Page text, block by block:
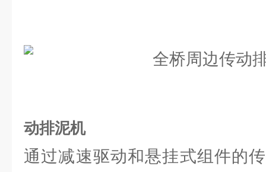
动排泥机
通过减速驱动和悬挂式组件的